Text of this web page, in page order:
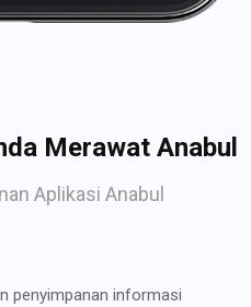
Merawat Anabul
Aplikasi Anabul
penyimpanan informasi